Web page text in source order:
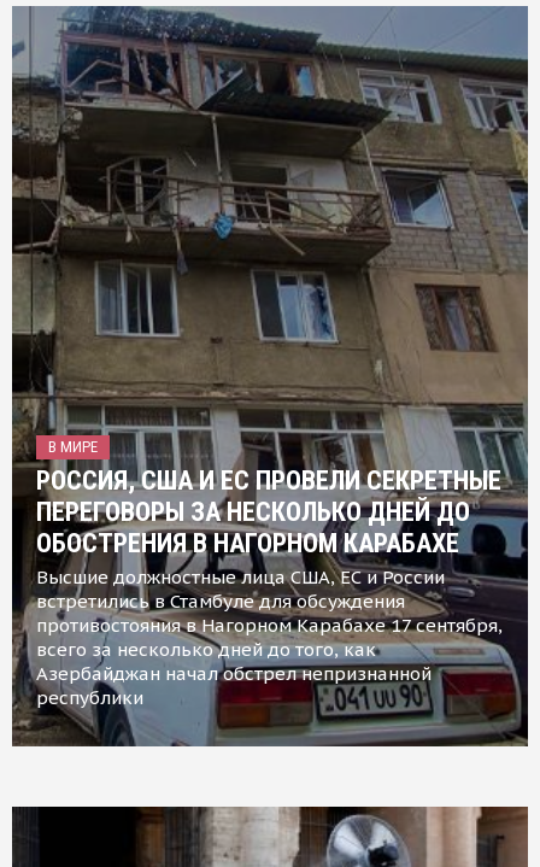
В МИРЕ
РОССИЯ, США И ЕС ПРОВЕЛИ СЕКРЕТНЫЕ
ПЕРЕГОВОРЫ ЗА НЕСКОЛЬКО ДНЕЙ ДО
ОБОСТРЕНИЯ В НАГОРНОМ КАРАБАХЕ
Высшие должностные лица США, ЕС и России
встретились в Стамбуле для обсуждения
противостояния в Нагорном Карабахе 17 сентября,
всего за несколько дней до того, как
Азербайджан начал обстрел непризнанной
республики